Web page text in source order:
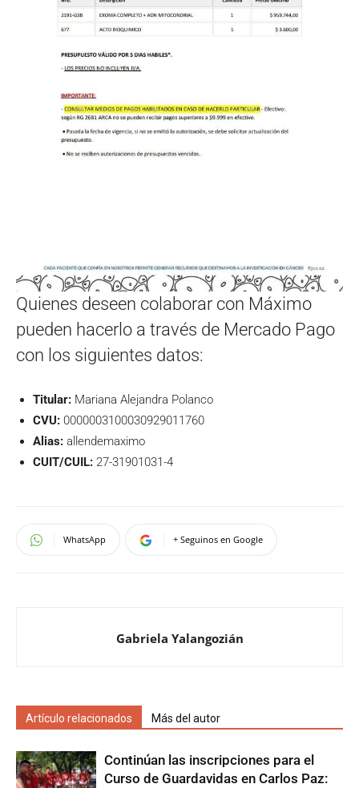
Quienes deseen colaborar con Máximo
pueden hacerlo a través de Mercado Pago
con los siguientes datos:
Titular: Mariana Alejandra Polanco
CVU: 0000003100030929011760
Alias: allendemaximo
CUIT/CUIL: 27-31901031-4
WhatsApp + Seguinos en Google
Gabriela Yalangozián
Artículo relacionados Más del autor
Continúan las inscripciones para el
Curso de Guardavidas en Carlos Paz: